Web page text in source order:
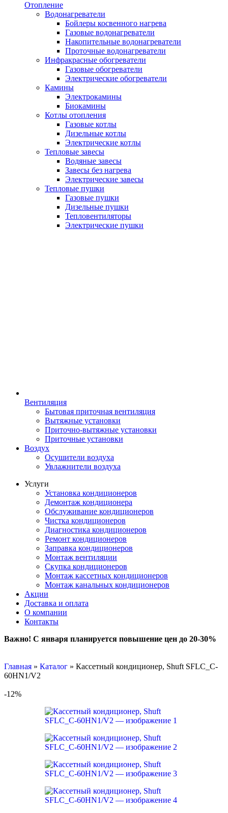
Отопление
Водонагреватели
Бойлеры косвенного нагрева
Газовые водонагреватели
Накопительные водонагреватели
Проточные водонагреватели
Инфракрасные обогреватели
Газовые обогреватели
Электрические обогреватели
Камины
Электрокамины
Биокамины
Котлы отопления
Газовые котлы
Дизельные котлы
Электрические котлы
Тепловые завесы
Водяные завесы
Завесы без нагрева
Электрические завесы
Тепловые пушки
Газовые пушки
Дизельные пушки
Тепловентиляторы
Электрические пушки
Вентиляция
Бытовая приточная вентиляция
Вытяжные установки
Приточно-вытяжные установки
Приточные установки
Воздух
Осушители воздуха
Увлажнители воздуха
Услуги
Установка кондиционеров
Демонтаж кондиционера
Обслуживание кондиционеров
Чистка кондиционеров
Диагностика кондиционеров
Ремонт кондиционеров
Заправка кондиционеров
Монтаж вентиляции
Скупка кондиционеров
Монтаж кассетных кондиционеров
Монтаж канальных кондиционеров
Акции
Доставка и оплата
О компании
Контакты
Важно! С января планируется повышение цен до 20-30%
Главная » Каталог » Кассетный кондиционер, Shuft SFLC_C-
60HN1/V2
-12%